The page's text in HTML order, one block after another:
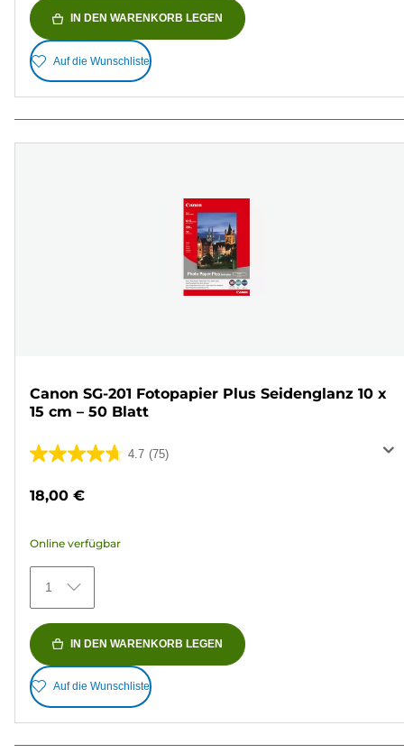
IN DEN WARENKORB LEGEN
Auf die Wunschliste
Canon SG-201 Fotopapier Plus Seidenglanz 10 x
15 cm – 50 Blatt
4.7 (75)
4.7
75
Bewertungen
18,00 €
Online verfügbar
1
IN DEN WARENKORB LEGEN
Auf die Wunschliste